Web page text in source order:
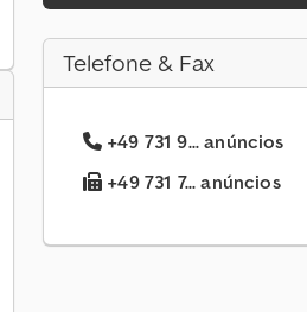
Telefone & Fax
+49 731 9... anúncios
+49 731 7... anúncios